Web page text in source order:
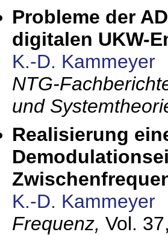
Probleme der
digitalen UKW-
K.-D. Kammeyer
NTG-
und
Realisierung
K.-D. Kammeyer
Frequenz, Vol.